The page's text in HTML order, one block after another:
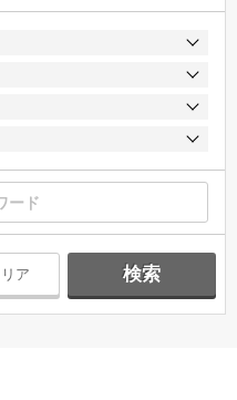
ア 検索